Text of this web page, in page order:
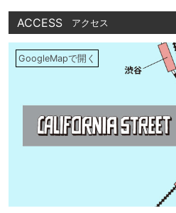
ACCESS アクセス
GoogleMapで開く